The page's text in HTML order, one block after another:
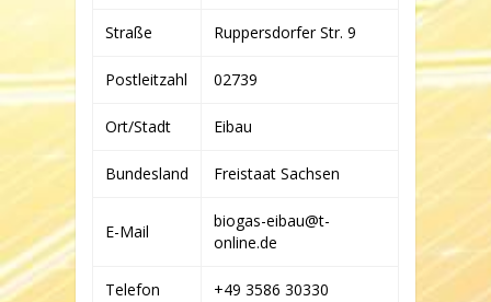
Straße Ruppersdorfer Str. 9
Postleitzahl 02739
Ort/Stadt Eibau
Bundesland Freistaat Sachsen
E-Mail
biogas-eibau@t-
online.de
Telefon +49 3586 30330